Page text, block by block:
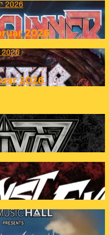
2026
2026
2026